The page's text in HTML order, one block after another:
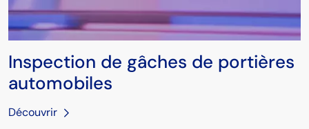
Inspection de gâches de portières
automobiles
Découvrir